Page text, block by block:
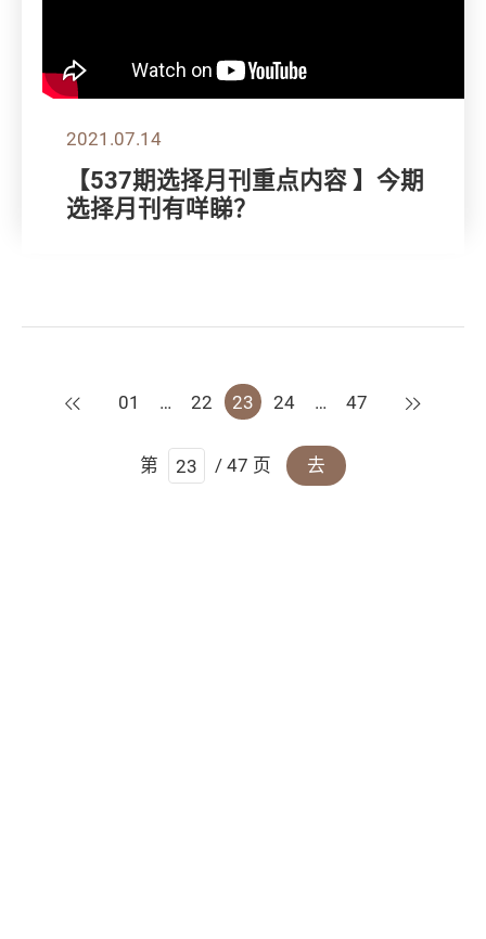
2021.07.14
【537期选择月刊重点内容 】今期
选择月刊有咩睇？
上一页
01 … 22 23 24 … 47 下一页
第 / 47 页 去